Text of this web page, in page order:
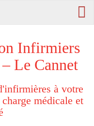
Infirmiers
Le Cannet
à votre
médicale et